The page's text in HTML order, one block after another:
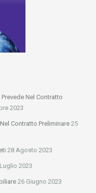
Nel Contratto
2023
Contratto Preliminare25
28 Agosto 2023
2023
26 Giugno 2023